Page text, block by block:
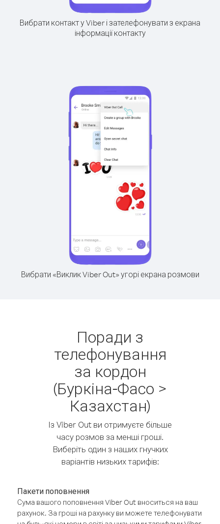
Вибрати контакт у Viber і зателефонувати з екрана
інформації контакту
Вибрати «Виклик Viber Out» угорі екрана розмови
Поради з
телефонування
за кордон
(Буркіна-Фасо >
Казахстан)
Із Viber Out ви отримуєте більше
часу розмов за менші гроші.
Виберіть один з наших гнучких
варіантів низьких тарифів:
Пакети поповнення
Сума вашого поповнення Viber Out вноситься на ваш
рахунок. За гроші на рахунку ви можете телефонувати